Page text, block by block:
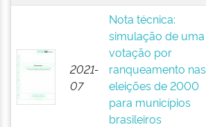
2021-
07
Nota técnica:
simulação de uma
votação por
ranqueamento nas
eleições de 2000
para municípios
brasileiros